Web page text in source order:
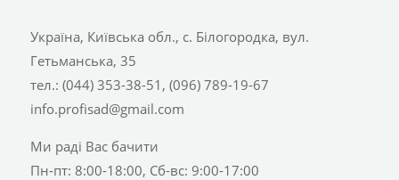
Україна, Київська обл., с. Білогородка, вул.
Гетьманська, 35
тел.: (044) 353-38-51, (096) 789-19-67
info.profisad@gmail.com
Ми раді Вас бачити
Пн-пт: 8:00-18:00, Сб-вс: 9:00-17:00